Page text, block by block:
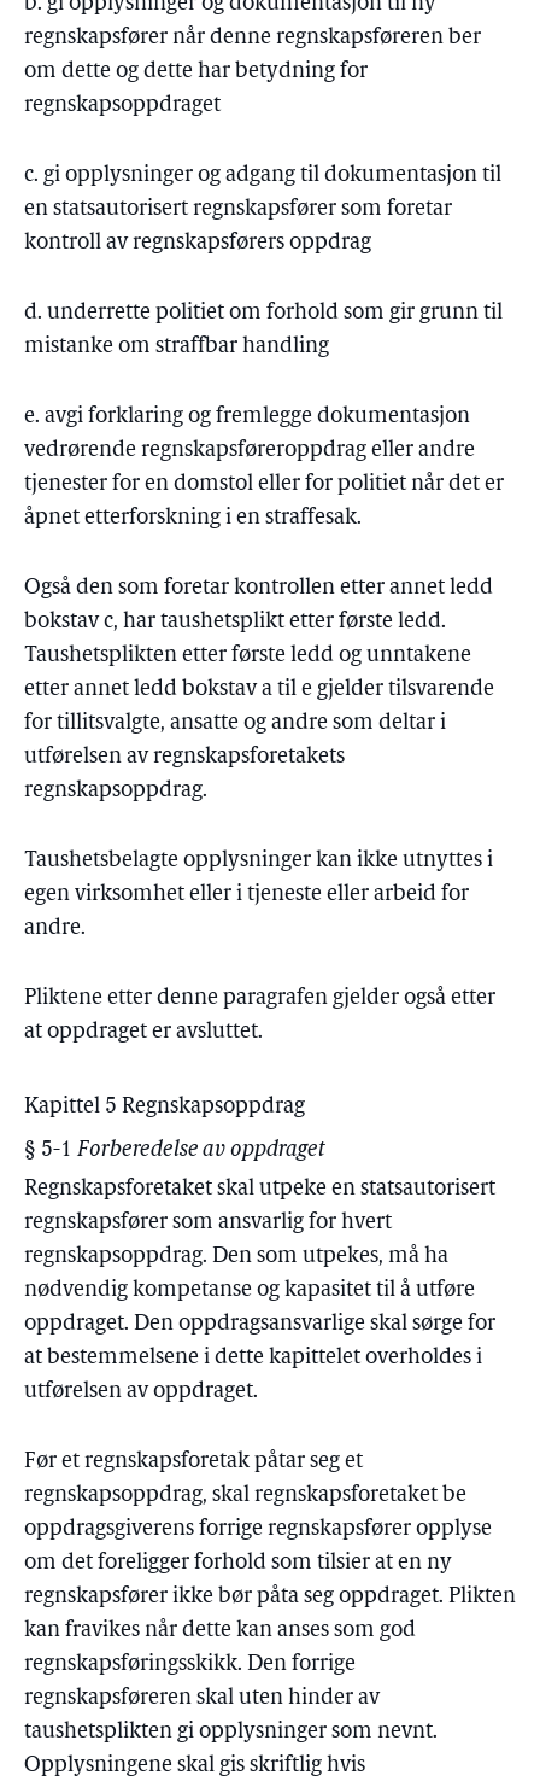
regnskapsfører når denne regnskapsføreren ber
om dette og dette har betydning for
regnskapsoppdraget
c. gi opplysninger og adgang til dokumentasjon til
en statsautorisert regnskapsfører som foretar
kontroll av regnskapsførers oppdrag
d. underrette politiet om forhold som gir grunn til
mistanke om straffbar handling
e. avgi forklaring og fremlegge dokumentasjon
vedrørende regnskapsføreroppdrag eller andre
tjenester for en domstol eller for politiet når det er
åpnet etterforskning i en straffesak.
Også den som foretar kontrollen etter annet ledd
bokstav c, har taushetsplikt etter første ledd.
Taushetsplikten etter første ledd og unntakene
etter annet ledd bokstav a til e gjelder tilsvarende
for tillitsvalgte, ansatte og andre som deltar i
utførelsen av regnskapsforetakets
regnskapsoppdrag.
Taushetsbelagte opplysninger kan ikke utnyttes i
egen virksomhet eller i tjeneste eller arbeid for
andre.
Pliktene etter denne paragrafen gjelder også etter
at oppdraget er avsluttet.
Kapittel 5 Regnskapsoppdrag
§ 5-1 Forberedelse av oppdraget
Regnskapsforetaket skal utpeke en statsautorisert
regnskapsfører som ansvarlig for hvert
regnskapsoppdrag. Den som utpekes, må ha
nødvendig kompetanse og kapasitet til å utføre
oppdraget. Den oppdragsansvarlige skal sørge for
at bestemmelsene i dette kapittelet overholdes i
utførelsen av oppdraget.
Før et regnskapsforetak påtar seg et
regnskapsoppdrag, skal regnskapsforetaket be
oppdragsgiverens forrige regnskapsfører opplyse
om det foreligger forhold som tilsier at en ny
regnskapsfører ikke bør påta seg oppdraget. Plikten
kan fravikes når dette kan anses som god
regnskapsføringsskikk. Den forrige
regnskapsføreren skal uten hinder av
taushetsplikten gi opplysninger som nevnt.
Opplysningene skal gis skriftlig hvis